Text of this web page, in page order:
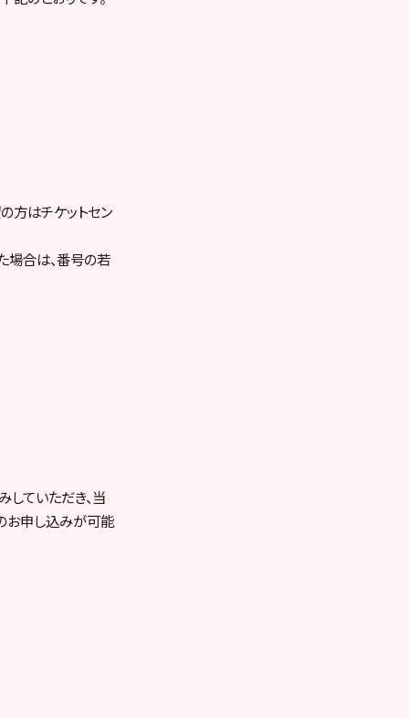
方はチケットセン
場合は、番号の若
ていただき、当
お申し込みが可能